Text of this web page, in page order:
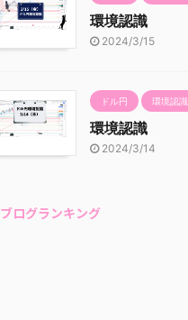
環境認識
2024/3/15
ドル円 環境認識
環境認識
2024/3/14
ブログランキング